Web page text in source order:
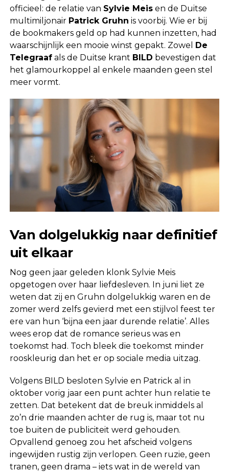
officieel: de relatie van Sylvie Meisen de Duitse
multimiljonair Patrick Gruhn is voorbij. Wie er bij
de bookmakers geld op had kunnen inzetten, had
waarschijnlijk een mooie winst gepakt. Zowel
De
Telegraafals de Duitse krant BILD bevestigen dat
het glamourkoppel al enkele maanden geen stel
meer vormt.
Van dolgelukkig naar definitief
uit elkaar
Nog geen jaar geleden klonk Sylvie Meis
opgetogen over haar liefdesleven. In juni liet ze
weten dat zij en Gruhn dolgelukkig waren en de
zomer werd zelfs gevierd met een stijlvol feest ter
ere van hun ‘bijna een jaar durende relatie’. Alles
wees erop dat de romance serieus was en
toekomst had. Toch bleek die toekomst minder
rooskleurig dan het er op sociale media uitzag.
Volgens BILD besloten Sylvie en Patrick al in
oktober vorig jaar een punt achter hun relatie te
zetten. Dat betekent dat de breuk inmiddels al
zo’n drie maanden achter de rug is, maar tot nu
toe buiten de publiciteit werd gehouden.
Opvallend genoeg zou het afscheid volgens
ingewijden rustig zijn verlopen. Geen ruzie, geen
tranen, geen drama – iets wat in de wereld van